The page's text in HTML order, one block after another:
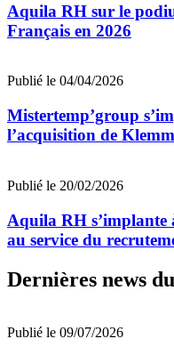
Aquila RH sur le
Français en 2026
Publié le 04/04/2026
Mistertemp’group
l’acquisition de
Publié le 20/02/2026
Aquila RH s’implante
au service du
Dernières news
Publié le 09/07/2026